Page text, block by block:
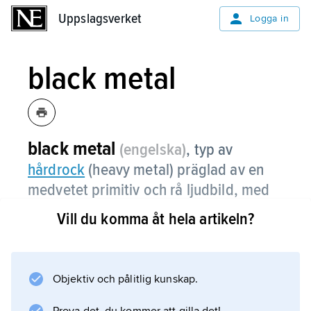
Uppslagsverket Logga in
black metal
black metal (engelska), typ av
hårdrock (heavy metal) präglad av en
medvetet primitiv och rå ljudbild, med
extremt snabbt tempo och ofta
antikristna texter.
1980-talet inspirerades av varandra och främst
Vill du komma åt hela artikeln?
Objektiv och pålitlig kunskap.